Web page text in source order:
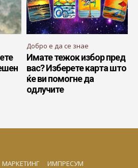
Добро е да се знае
Имате тежок избор пред
вас? Изберете карта што
ќе ви помогне да
одлучите
МАРКЕТИНГ ИМПРЕСУМ